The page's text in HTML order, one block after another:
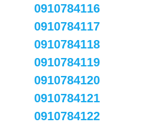
0910784116
0910784117
0910784118
0910784119
0910784120
0910784121
0910784122